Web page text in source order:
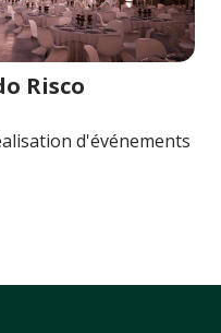
do Risco
Risco
d'événements